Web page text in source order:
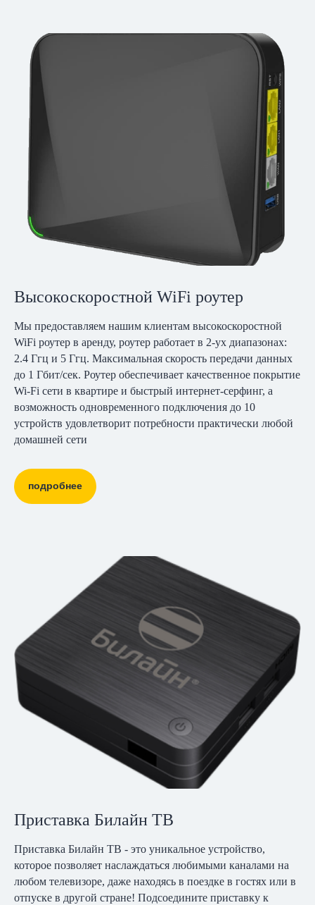
Высокоскоростной WiFi роутер
Мы предоставляем нашим клиентам высокоскоростной
WiFi роутер в аренду, роутер работает в 2-ух диапазонах:
2.4 Ггц и 5 Ггц. Максимальная скорость передачи данных
до 1 Гбит/сек. Роутер обеспечивает качественное покрытие
Wi-Fi сети в квартире и быстрый интернет-серфинг, а
возможность одновременного подключения до 10
устройств удовлетворит потребности практически любой
домашней сети
подробнее
Приставка Билайн ТВ
Приставка Билайн ТВ - это уникальное устройство,
которое позволяет наслаждаться любимыми каналами на
любом телевизоре, даже находясь в поездке в гостях или в
отпуске в другой стране! Подсоедините приставку к